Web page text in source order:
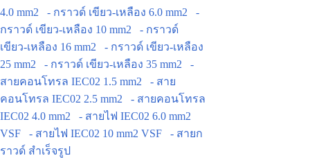
4.0 mm2
- กราวด์ เขียว-เหลือง 6.0 mm2
-
กราวด์ เขียว-เหลือง 10 mm2
- กราวด์
เขียว-เหลือง 16 mm2
- กราวด์ เขียว-เหลือง
25 mm2
- กราวด์ เขียว-เหลือง 35 mm2
-
สายคอนโทรล IEC02 1.5 mm2
- สาย
คอนโทรล IEC02 2.5 mm2
- สายคอนโทรล
IEC02 4.0 mm2
- สายไฟ IEC02 6.0 mm2
VSF
- สายไฟ IEC02 10 mm2 VSF
- สายก
ราวด์ สำเร็จรูป